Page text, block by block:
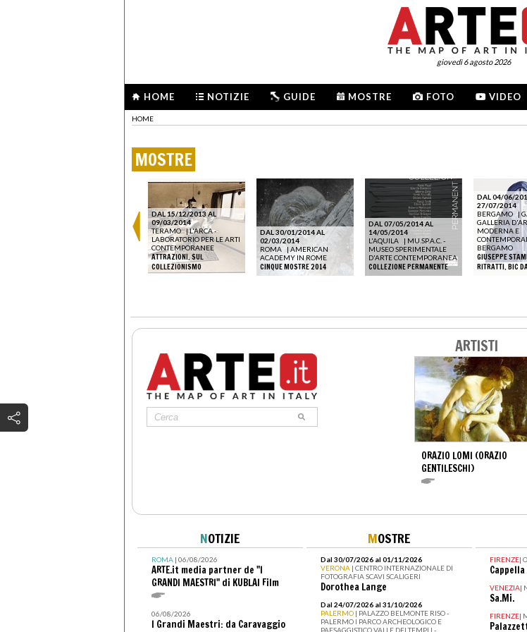
giovedì 6 agosto 2026
HOME NOTIZIE GUIDE MOSTRE FOTO VIDEO
HOME
MOSTRE
DAL 15/12/2013 AL
09/03/2014
TERAMO |L'ARCA -
LABORATORIO PER LE ARTI
CONTEMPORANEE
ATTRAZIONI. SUL
COLLEZIONISMO
DAL 30/01/2014 AL
02/03/2014
ROMA
| AMERICAN
ACADEMY IN ROME
CINQUE MOSTRE 2014
DAL 07/05/2014 AL
14/05/2014
L'AQUILA
| MU.SP.A.C. -
MUSEO SPERIMENTALE
D'ARTE CONTEMPORANEA
COLLEZIONE PERMANENTE
DAL 04/06/
27/07/2014
BERGAMO |
GALLERIA
MODERNA E
BERGAMO
GIUSEPPE
RITRATTI. BIC
ARTISTI
ORAZIO LOMI (ORAZIO
GENTILESCHI)
NOTIZIE
ROMA| 06/08/2026
ARTE.it media partner de "I
GRANDI MAESTRI" di KUBLAI Film
06/08/2026
I Grandi Maestri: da Caravaggio
MOSTRE
Dal 30/07/2026 al 01/11/2026
VERONA | CENTRO INTERNAZIONALE DI
FOTOGRAFIA SCAVI SCALIGERI
Dorothea Lange
Dal 24/07/2026 al 31/10/2026
PALERMO | PALAZZO BELMONTE RISO -
PALERMO I PARCO ARCHEOLOGICO E
PAESAGGISTICO VALLE DEI TEMPLI -
FIRENZE|
VENEZIA|
Sa.Mi.
FIRENZE|